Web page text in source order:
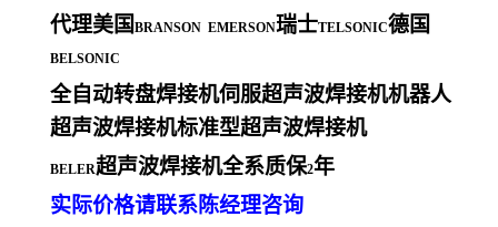
代理美国 BRANSON EMERSON瑞士TELSONIC德国
BELSONIC
全自动转盘焊接机伺服超声波焊接机机器人
超声波焊接机标准型超声波焊接机
BELER超声波焊接机全系质保2年
实际价格请联系陈经理咨询